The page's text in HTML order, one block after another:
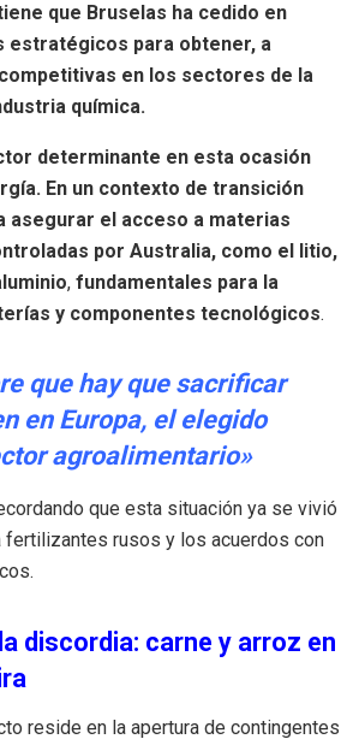
que Bruselas ha cedido en
estratégicos para obtener, a
en los sectores de la
química.
determinante en esta ocasión
En un contexto de transición
asegurar el acceso a materias
por Australia, como el litio,
, fundamentales para la
y componentes tecnológicos.
que hay que sacrificar
en Europa, el elegido
agroalimentario»
que esta situación ya se vivió
fertilizantes rusos y los acuerdos con
discordia: carne y arroz en
reside en la apertura de contingentes